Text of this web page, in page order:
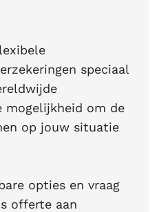
speciaal
mogelijkheid om de
op jouw situatie
opties en vraag
offerte aan